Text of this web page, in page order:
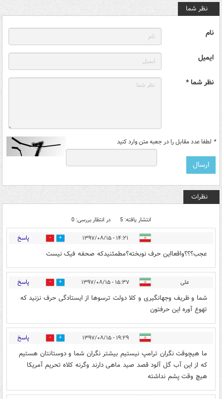
نظر شما
نام
ایمیل
نظر شما *
* لطفا عدد مقابل را در جعبه متن وارد کنید
نظرات
انتشار یافته: 5 در انتظار بررسی: 0
۱۴:۲۱ - ۱۳۹۷/۰۸/۱۵ 23 پاسخ
عجب؟؟؟واقعااین حرف نوبخته؟مطمئنیدکه صحفه فیک نیست
علی ۱۵:۳۷ - ۱۳۹۷/۰۸/۱۵ 28 پاسخ
شما و ظریف وجهانگیری و کلا دولت ترسوها از ایستادگی حرف نزنید که
تهوع آوره این حرفتون
۱۹:۲۹ - ۱۳۹۷/۰۸/۱۵ 6 پاسخ
ما هیچوقت نگران ترامپ نیستیم بیشتر نگران شما و دوستانتان هستیم
که از این آب گل آلود قصد صید ماهی دارند وگرنه کلاه تحریم آمریکا
هیچ وقت پشم نداشته